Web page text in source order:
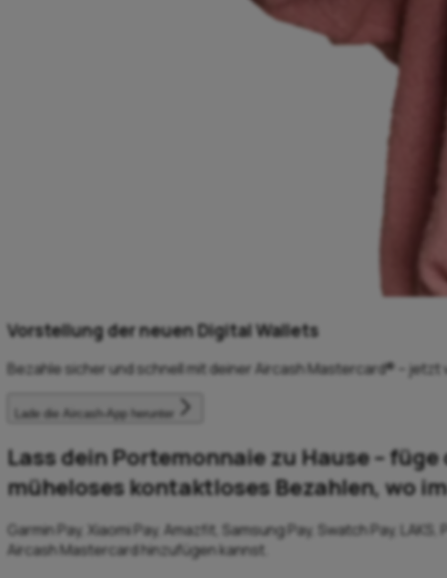
Vorstellung der neuen Digital Wallets
Bezahle sicher und schnell mit deiner Aircash Mastercard® –
Lade die Aircash-App herunter
Lass dein Portemonnaie zu Hause –
müheloses kontaktloses Bezahlen, wo
Garmin Pay, Xiaomi Pay, Amazfit, Samsung Pay, Swatch Pay,
Aircash Mastercard hinzufügen kannst.